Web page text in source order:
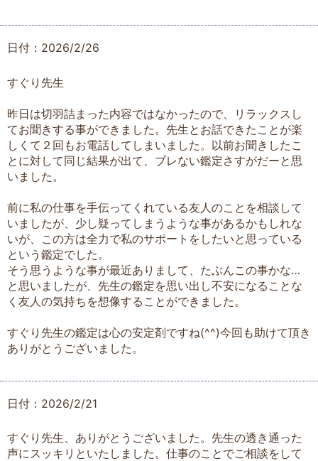
日付：2026/2/26
すぐり先生
昨日は切羽詰まった内容ではなかったので、リラックスし
てお聞きする事ができました。先生とお話できたことが楽
しくて２回もお電話してしまいました。以前お聞きしたこ
とに対して同じ結果が出て、ブレない鑑定さすがだーと思
いました。
前に私の仕事を手伝ってくれている友人のことを相談して
いましたが、少し疑ってしまうような事があるかもしれな
いが、この方は全力で私のサポートをしたいと思っている
という鑑定でした。
そう思うような事が最近ありまして、たぶんこの事かな…
と思いましたが、先生の鑑定を思い出し不安になることな
く友人の気持ちを想像することができました。
すぐり先生の鑑定は心の安定剤ですね(⁠^⁠^⁠)今回も助けて頂き
ありがとうございました。
日付：2026/2/21
すぐり先生、ありがとうございました。先生の透き通った
声にスッキリといたしました。仕事のことでご相談をして